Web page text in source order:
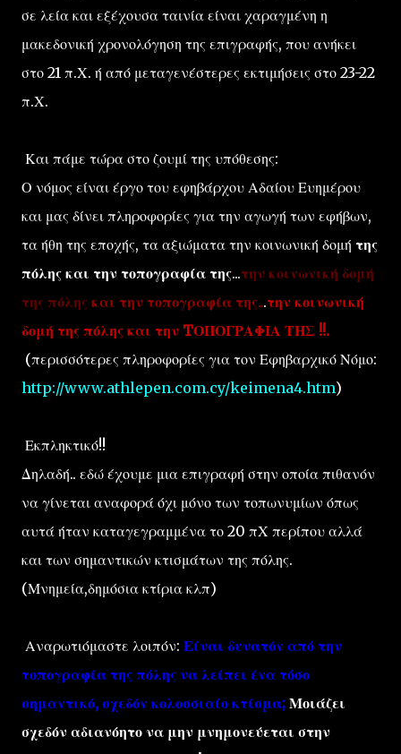
σε λεία και εξέχουσα ταινία είναι χαραγμένη η
μακεδονική χρονολόγηση της επιγραφής, που ανήκει
στο 21 π.Χ. ή από μεταγενέστερες εκτιμήσεις στο 23-22
π.Χ.
Και πάμε τώρα στο ζουμί της υπόθεσης:
Ο νόμος είναι έργο του εφηβάρχου Αδαίου Ευημέρου
και μας δίνει πληροφορίες για την αγωγή των εφήβων,
τα ήθη της εποχής, τα αξιώματα την κοινωνική δομή της
πόλης και την τοπογραφία της...την κοινωνική δομή
της πόλης και την τοπογραφία της...την κοινωνική
δομή της πόλης και την TΟΠΟΓΡΑΦΙΑ ΤΗΣ !!.
(περισσότερες πληροφορίες για τον Εφηβαρχικό Νόμο:
http://www.athlepen.com.cy/keimena4.htm)
Εκπληκτικό!!
Δηλαδή.. εδώ έχουμε μια επιγραφή στην οποία πιθανόν
να γίνεται αναφορά όχι μόνο των τοπωνυμίων όπως
αυτά ήταν καταγεγραμμένα το 20 πΧ περίπου αλλά
και των σημαντικών κτισμάτων της πόλης.
(Μνημεία,δημόσια κτίρια κλπ)
Αναρωτιόμαστε λοιπόν: Είναι δυνατόν από την
τοπογραφία της πόλης να λείπει ένα τόσο
σημαντικό, σχεδόν κολοσσιαίο κτίσμα; Μοιάζει
σχεδόν αδιανόητο να μην μνημονεύεται στην